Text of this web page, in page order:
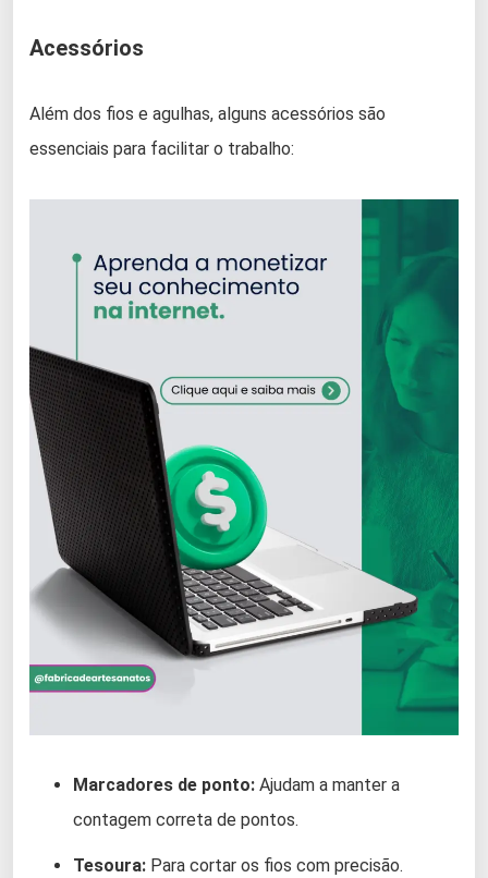
Acessórios
Além dos fios e agulhas, alguns acessórios são
essenciais para facilitar o trabalho:
Marcadores de ponto: Ajudam a manter a
contagem correta de pontos.
Tesoura: Para cortar os fios com precisão.